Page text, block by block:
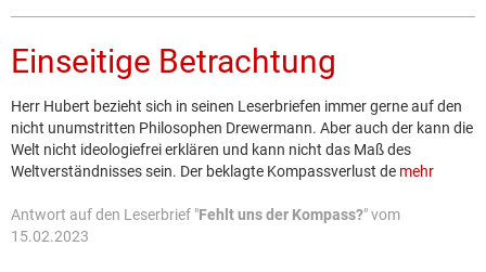
Einseitige Betrachtung
Herr Hubert bezieht sich in seinen Leserbriefen immer gerne auf den
nicht unumstritten Philosophen Drewermann. Aber auch der kann die
Welt nicht ideologiefrei erklären und kann nicht das Maß des
Weltverständnisses sein. Der beklagte Kompassverlust de mehr
Antwort auf den Leserbrief "Fehlt uns der Kompass?" vom
15.02.2023